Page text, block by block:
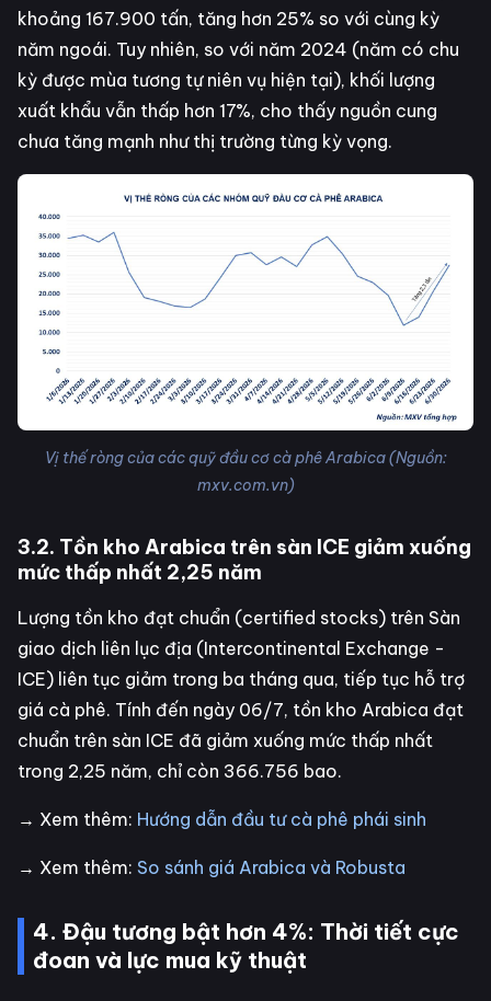
khoảng 167.900 tấn, tăng hơn 25% so với cùng kỳ
năm ngoái. Tuy nhiên, so với năm 2024 (năm có chu
kỳ được mùa tương tự niên vụ hiện tại), khối lượng
xuất khẩu vẫn thấp hơn 17%, cho thấy nguồn cung
chưa tăng mạnh như thị trường từng kỳ vọng.
Vị thế ròng của các quỹ đầu cơ cà phê Arabica (Nguồn:
mxv.com.vn)
3.2. Tồn kho Arabica trên sàn ICE giảm xuống
mức thấp nhất 2,25 năm
Lượng tồn kho đạt chuẩn (certified stocks) trên Sàn
giao dịch liên lục địa (Intercontinental Exchange -
ICE) liên tục giảm trong ba tháng qua, tiếp tục hỗ trợ
giá cà phê. Tính đến ngày 06/7, tồn kho Arabica đạt
chuẩn trên sàn ICE đã giảm xuống mức thấp nhất
trong 2,25 năm, chỉ còn 366.756 bao.
→ Xem thêm: Hướng dẫn đầu tư cà phê phái sinh
→ Xem thêm: So sánh giá Arabica và Robusta
4. Đậu tương bật hơn 4%: Thời tiết cực
đoan và lực mua kỹ thuật